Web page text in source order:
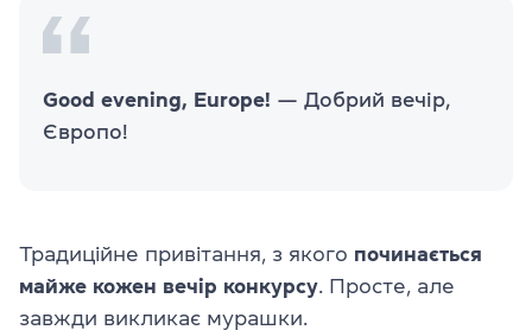
Good evening, Europe! — Добрий вечір,
Європо!
Традиційне привітання, з якого починається
майже кожен вечір конкурсу. Просте, але
завжди викликає мурашки.